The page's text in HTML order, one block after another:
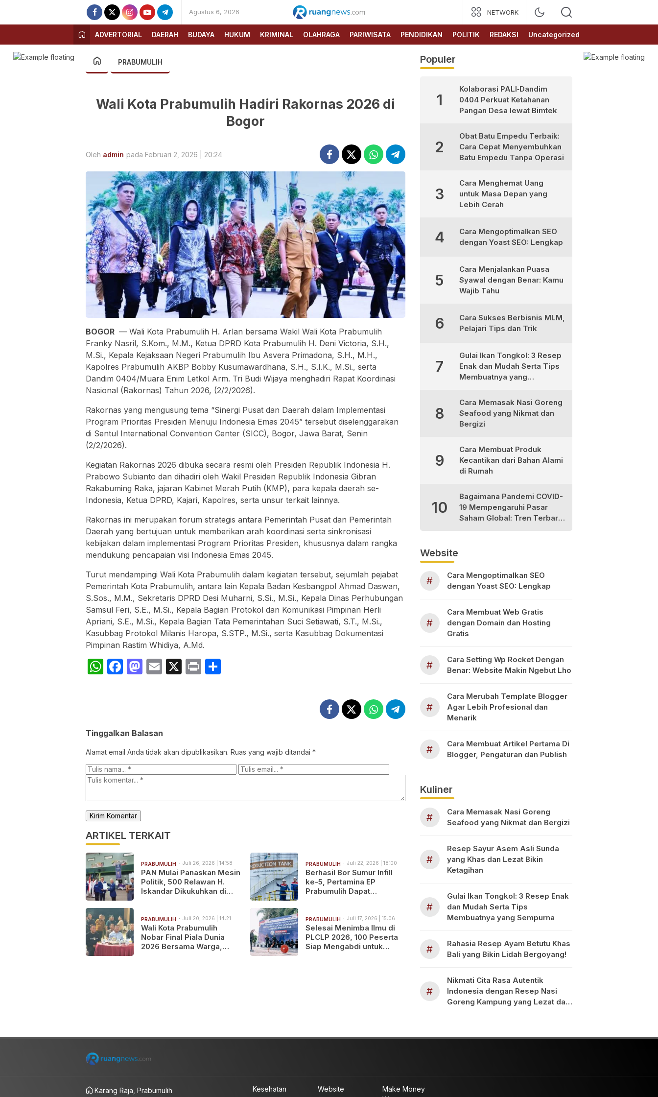
Agustus 6, 2026
RUANG
NEWS
NETWORK
ADVERTORIAL DAERAH BUDAYA HUKUM KRIMINAL OLAHRAGA PARIWISATA PENDIDIKAN POLITIK REDAKSI Uncategorized
PRABUMULIH
Wali Kota Prabumulih Hadiri Rakornas 2026 di
Bogor
Oleh admin pada Februari 2, 2026 | 20:24
BOGOR — Wali Kota Prabumulih H. Arlan bersama Wakil Wali Kota Prabumulih
Franky Nasril, S.Kom., M.M., Ketua DPRD Kota Prabumulih H. Deni Victoria, S.H.,
M.Si., Kepala Kejaksaan Negeri Prabumulih Ibu Asvera Primadona, S.H., M.H.,
Kapolres Prabumulih AKBP Bobby Kusumawardhana, S.H., S.I.K., M.Si., serta
Dandim 0404/Muara Enim Letkol Arm. Tri Budi Wijaya menghadiri Rapat Koordinasi
Nasional (Rakornas) Tahun 2026, (2/2/2026).
Rakornas yang mengusung tema “Sinergi Pusat dan Daerah dalam Implementasi
Program Prioritas Presiden Menuju Indonesia Emas 2045” tersebut diselenggarakan
di Sentul International Convention Center (SICC), Bogor, Jawa Barat, Senin
(2/2/2026).
Kegiatan Rakornas 2026 dibuka secara resmi oleh Presiden Republik Indonesia H.
Prabowo Subianto dan dihadiri oleh Wakil Presiden Republik Indonesia Gibran
Rakabuming Raka, jajaran Kabinet Merah Putih (KMP), para kepala daerah se-
Indonesia, Ketua DPRD, Kajari, Kapolres, serta unsur terkait lainnya.
Rakornas ini merupakan forum strategis antara Pemerintah Pusat dan Pemerintah
Daerah yang bertujuan untuk memberikan arah koordinasi serta sinkronisasi
kebijakan dalam implementasi Program Prioritas Presiden, khususnya dalam rangka
mendukung pencapaian visi Indonesia Emas 2045.
Turut mendampingi Wali Kota Prabumulih dalam kegiatan tersebut, sejumlah pejabat
Pemerintah Kota Prabumulih, antara lain Kepala Badan Kesbangpol Ahmad Daswan,
S.Sos., M.M., Sekretaris DPRD Desi Muharni, S.Si., M.Si., Kepala Dinas Perhubungan
Samsul Feri, S.E., M.Si., Kepala Bagian Protokol dan Komunikasi Pimpinan Herli
Apriani, S.E., M.Si., Kepala Bagian Tata Pemerintahan Suci Setiawati, S.T., M.Si.,
Kasubbag Protokol Milanis Haropa, S.STP., M.Si., serta Kasubbag Dokumentasi
Pimpinan Rastim Whidiya, A.Md.
WhatsApp
Facebook
Mastodon
Email
X Print
Tinggalkan Balasan
Alamat email Anda tidak akan dipublikasikan. Ruas yang wajib ditandai *
ARTIKEL TERKAIT
PRABUMULIH Juli 26, 2026 | 14:58
PAN Mulai Panaskan Mesin
Politik, 500 Relawan H.
Iskandar Dikukuhkan di
PRABUMULIH Juli 22, 2026 | 18:00
Berhasil Bor Sumur Infill
ke-5, Pertamina EP
Prabumulih Dapat
BOPD
PRABUMULIH Juli 20, 2026 | 14:21
Wali Kota Prabumulih
Nobar Final Piala Dunia
2026 Bersama Warga,
PRABUMULIH Juli 17, 2026 | 15:06
Selesai Menimba Ilmu di
PLCLP 2026, 100 Peserta
Siap Mengabdi untuk
Populer
1
Kolaborasi PALI‑Dandim
0404 Perkuat Ketahanan
Pangan Desa lewat Bimtek
2
Obat Batu Empedu Terbaik:
Cara Cepat Menyembuhkan
Batu Empedu Tanpa Operasi
3
Cara Menghemat Uang
untuk Masa Depan yang
Lebih Cerah
4
Cara Mengoptimalkan SEO
dengan Yoast SEO: Lengkap
5
Cara Menjalankan Puasa
Syawal dengan Benar: Kamu
Wajib Tahu
6
Cara Sukses Berbisnis MLM,
Pelajari Tips dan Trik
7
Gulai Ikan Tongkol: 3 Resep
Enak dan Mudah Serta Tips
Membuatnya yang
8
Cara Memasak Nasi Goreng
Seafood yang Nikmat dan
Bergizi
9
Cara Membuat Produk
Kecantikan dari Bahan Alami
di Rumah
10
Bagaimana Pandemi COVID-
19 Mempengaruhi Pasar
Saham Global: Tren Terbaru
Website
#
Cara Mengoptimalkan SEO
dengan Yoast SEO: Lengkap
#
Cara Membuat Web Gratis
dengan Domain dan Hosting
Gratis
#
Cara Setting Wp Rocket Dengan
Benar: Website Makin Ngebut Lho
#
Cara Merubah Template Blogger
Agar Lebih Profesional dan
Menarik
#
Cara Membuat Artikel Pertama Di
Blogger, Pengaturan dan Publish
Kuliner
#
Cara Memasak Nasi Goreng
Seafood yang Nikmat dan Bergizi
#
Resep Sayur Asem Asli Sunda
yang Khas dan Lezat Bikin
Ketagihan
#
Gulai Ikan Tongkol: 3 Resep Enak
dan Mudah Serta Tips
Membuatnya yang Sempurna
#
Rahasia Resep Ayam Betutu Khas
Bali yang Bikin Lidah Bergoyang!
#
Nikmati Cita Rasa Autentik
Indonesia dengan Resep Nasi
Goreng Kampung yang Lezat dan
Karang Raja, Prabumulih Kesehatan Website
Make Money